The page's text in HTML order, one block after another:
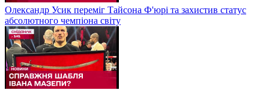
Олександр Усик переміг Тайсона Ф'юрі та захистив статус
абсолютного чемпіона світу